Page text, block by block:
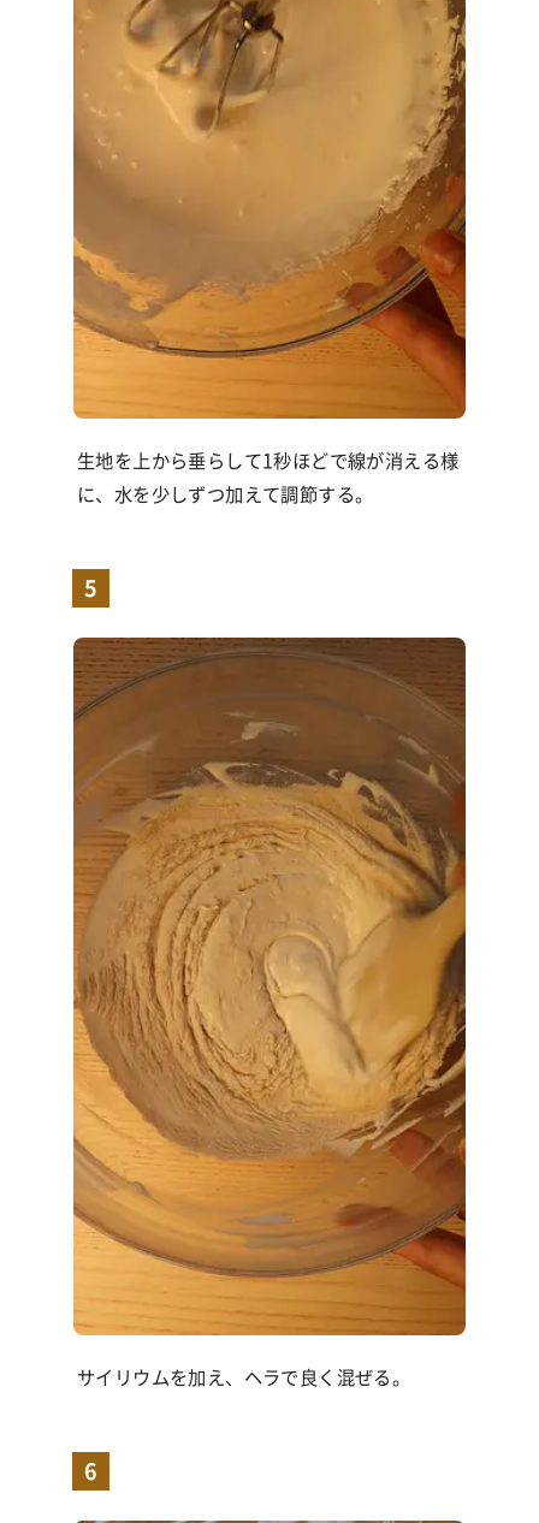
生地を上から垂らして1秒ほどで線が消える様
に、水を少しずつ加えて調節する。
5
サイリウムを加え、ヘラで良く混ぜる。
6